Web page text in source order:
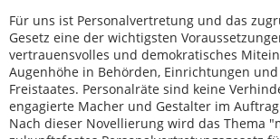
Für uns ist Personalvertretung und das
Gesetz eine der wichtigsten
vertrauensvolles und demokratisches
Augenhöhe in Behörden, Einrichtungen
Freistaates. Personalräte sind keine
engagierte Macher und Gestalter im
Nach dieser Novellierung wird das Thema